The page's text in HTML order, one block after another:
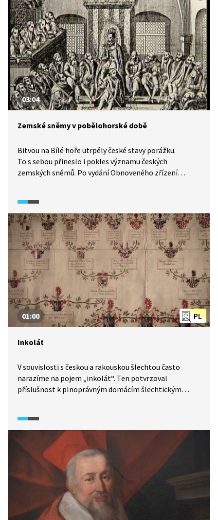
s jistou mírou zjednodušení pokládat za předchůdce
dnešních parlamentů, za jakousi šlechtickou
demokracii.
03:04
Zemské sněmy v pobělohorské době
Bitvou na Bílé hoře utrpěly české stavy porážku.
To s sebou přineslo i pokles významu českých
zemských sněmů. Po vydání Obnoveného zřízení
hlasování nebo jednání.
PL
01:00
Inkolát
V souvislosti s českou a rakouskou šlechtou často
narazíme na pojem „inkolát“. Ten potvrzoval
příslušnost k plnoprávným domácím šlechtickým
od panovníka, a na další příslušníky rodu přecházel